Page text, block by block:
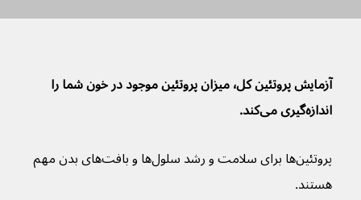
آزمایش پروتئین کل٬ میزان پروتئین موجود در خون شما را
اندازه‌گیری می‌کند.
پروتئین‌ها برای سلامت و رشد سلول‌ها و بافت‌های بدن مهم
هستند.